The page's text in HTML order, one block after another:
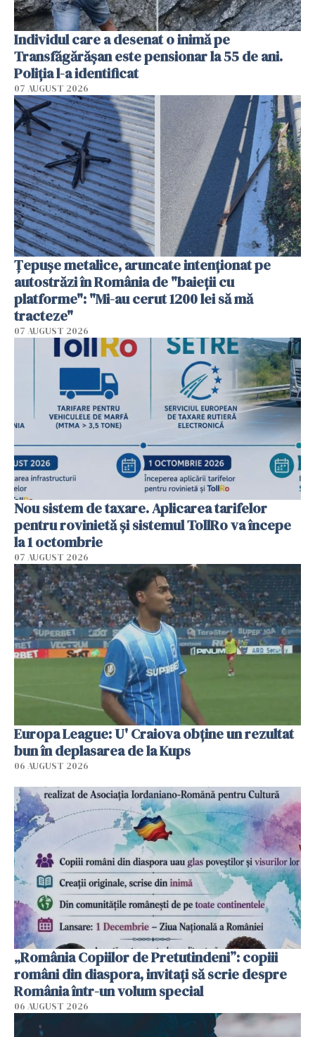
Individul care a desenat o inimă pe
Transfăgărășan este pensionar la 55 de ani.
Poliția l-a identificat
07 AUGUST 2026
Țepușe metalice, aruncate intenționat pe
autostrăzi în România de "baieții cu
platforme": "Mi-au cerut 1200 lei să mă
tracteze"
07 AUGUST 2026
Nou sistem de taxare. Aplicarea tarifelor
pentru rovinietă şi sistemul TollRo va începe
la 1 octombrie
07 AUGUST 2026
Europa League: U' Craiova obține un rezultat
bun în deplasarea de la Kups
06 AUGUST 2026
„România Copiilor de Pretutindeni”: copiii
români din diaspora, invitați să scrie despre
România într-un volum special
06 AUGUST 2026